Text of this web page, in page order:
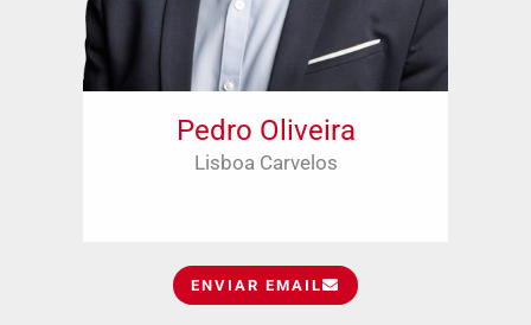
Pedro Oliveira
Lisboa Carvelos
ENVIAR EMAIL